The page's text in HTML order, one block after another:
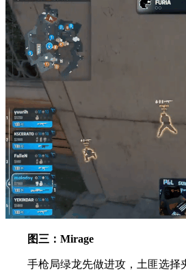
图三：Mirage
手枪局绿龙先做进攻，土匪选择夹